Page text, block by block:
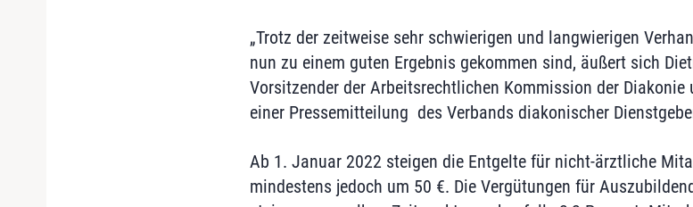
„Trotz der zeitweise sehr schwierigen und langwierigen
nun zu einem guten Ergebnis gekommen sind, äußert sich
Vorsitzender der Arbeitsrechtlichen Kommission der Diakonie
einer Pressemitteilung des Verbands diakonischer
Ab 1. Januar 2022 steigen die Entgelte für nicht-ärztliche
mindestens jedoch um 50 €. Die Vergütungen für